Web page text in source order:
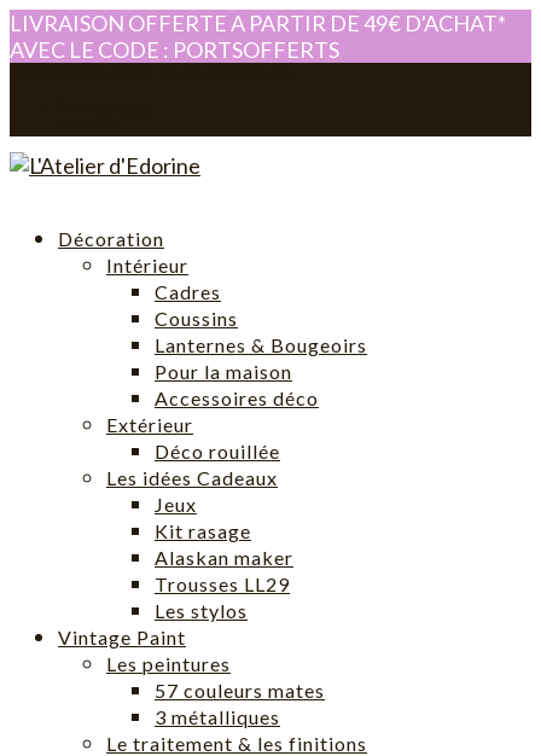
LIVRAISON OFFERTE A PARTIR DE 49€ D'ACHAT*
AVEC LE CODE : PORTSOFFERTS
Décoration
Intérieur
Cadres
Coussins
Lanternes & Bougeoirs
Pour la maison
Accessoires déco
Extérieur
Déco rouillée
Les idées Cadeaux
Jeux
Kit rasage
Alaskan maker
Trousses LL29
Les stylos
Vintage Paint
Les peintures
57 couleurs mates
3 métalliques
Le traitement & les finitions